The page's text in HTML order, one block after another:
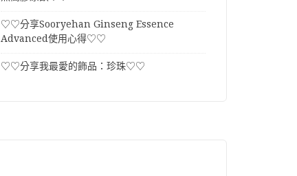
♡♡分享Sooryehan Ginseng Essence
Advanced使用心得♡♡
♡♡分享我最愛的飾品：珍珠♡♡